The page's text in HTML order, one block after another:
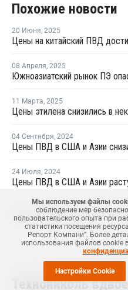
Похожие новости
20 Июня, 2025
08 Апреля, 2025
Южноазиатский рынок ПЭ
11 Марта, 2025
Цены этилена снизились в
04 Сентября, 2024
24 Июля, 2024
04 Июля,2024
Цены ПВД в азиатском
18 Апреля
Технониколь
Мы используем файлы
соблюдение мер
пользовательского опыта при
статистики посещения
Репорт Компани”. Более
использования файлов cookie
Настройки Cookie